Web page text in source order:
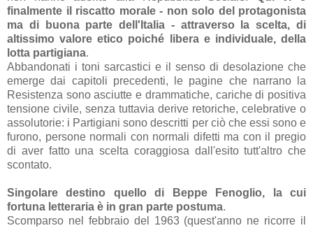
finalmente il riscatto morale - non solo del protagonista
ma di buona parte dell'Italia - attraverso la scelta, di
altissimo valore etico poiché libera e individuale, della
lotta partigiana.
Abbandonati i toni sarcastici e il senso di desolazione che
emerge dai capitoli precedenti, le pagine che narrano la
Resistenza sono asciutte e drammatiche, cariche di positiva
tensione civile, senza tuttavia derive retoriche, celebrative o
assolutorie: i Partigiani sono descritti per ciò che essi sono e
furono, persone normali con normali difetti ma con il pregio
di aver fatto una scelta coraggiosa dall'esito tutt'altro che
scontato.
Singolare destino quello di Beppe Fenoglio, la cui
fortuna letteraria è in gran parte postuma.
Scomparso nel febbraio del 1963 (quest'anno ne ricorre il